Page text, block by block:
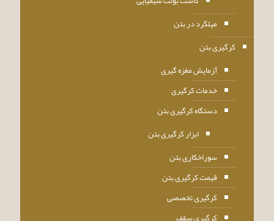
میلگرد در بتن
کرگیری بتن
آزمایش مغزه گیری
خدمات کرگیری
دستگاه کرگیری بتن
ابزار کرگیری بتن
سوراخکاری بتن
قیمت کرگیری بتن
کرگیری تخصصی
کرگیری سقف